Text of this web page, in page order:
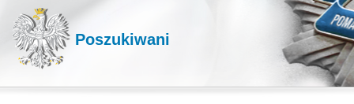
Poszukiwani